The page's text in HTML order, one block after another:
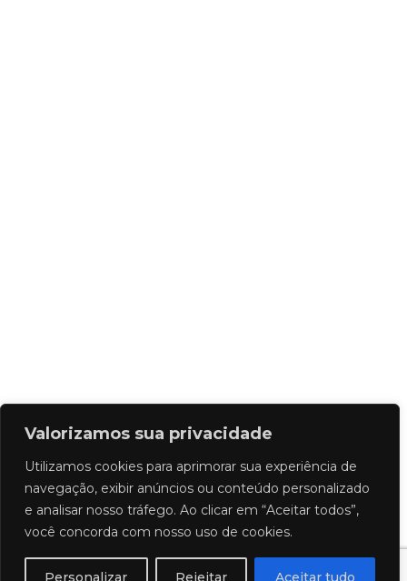
Valorizamos sua privacidade
Utilizamos cookies para aprimorar sua experiência de
navegação, exibir anúncios ou conteúdo personalizado
e analisar nosso tráfego. Ao clicar em “Aceitar todos”,
você concorda com nosso uso de cookies.
Personalizar Rejeitar Aceitar tudo